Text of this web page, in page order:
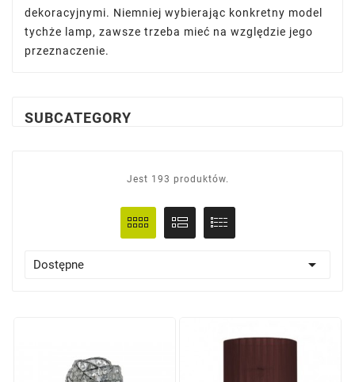
dekoracyjnymi. Niemniej wybierając konkretny model
tychże lamp, zawsze trzeba mieć na względzie jego
przeznaczenie.
SUBCATEGORY
Jest 193 produktów.
Dostępne 